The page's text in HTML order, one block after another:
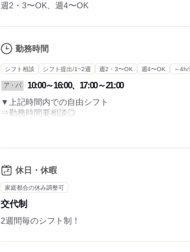
週2・3〜OK、週4〜OK
勤務時間
シフト相談 シフト提出/1~2週 週2・3〜OK 週4〜OK ～4h/
ア・パ 10:00～16:00、17:00～21:00
▼上記時間内での自由シフト
⇒勤務時間要相談◎
＊扶養控除内の勤務OK
【シフト例】
・主婦(夫)さん…
お子さんのお迎え前にバイト。
駅直通だから無駄な時間なし！
休日・休暇
家庭都合の休み調整可
交代制
2週間毎のシフト制！